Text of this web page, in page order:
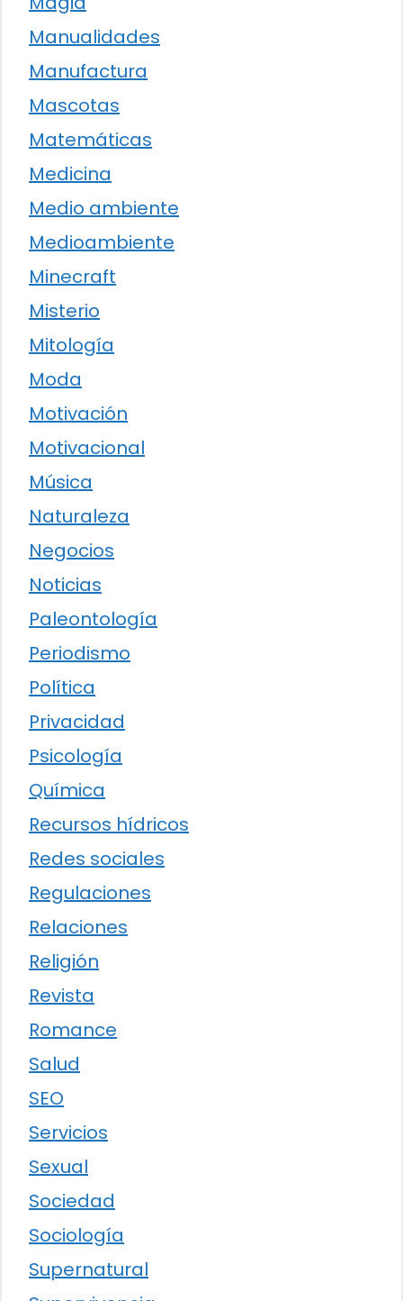
Manualidades
Manufactura
Mascotas
Matemáticas
Medicina
Medio ambiente
Medioambiente
Minecraft
Misterio
Mitología
Moda
Motivación
Motivacional
Música
Naturaleza
Negocios
Noticias
Paleontología
Periodismo
Política
Privacidad
Psicología
Química
Recursos hídricos
Redes sociales
Regulaciones
Relaciones
Religión
Revista
Romance
Salud
SEO
Servicios
Sexual
Sociedad
Sociología
Supernatural